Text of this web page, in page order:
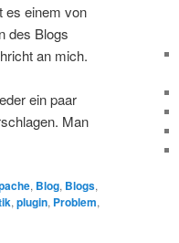
es einem von
des Blogs
an mich.
ein paar
Man
, Blog, Blogs,
, plugin, Problem,